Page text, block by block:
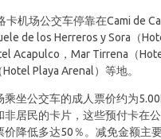
卡机场公交车停靠在Cami de
de los Herreros y Sora（
Acapulco，Mar Tirrena（
Playa Arenal）等地。
乘坐公交车的成人票价约为
非居民的卡片，这些预付卡在
价降低多达50％。减免金额主